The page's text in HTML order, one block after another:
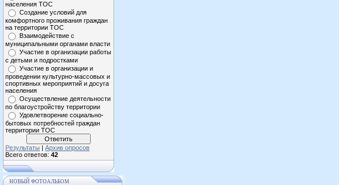
населения ТОС
Создание условий для
комфортного проживания граждан
на территории ТОС
Взаимодействие с
муниципальными органами власти
Участие в организации работы
с детьми и подростками
Участие в организации и
проведении культурно-массовых и
спортивных мероприятий и досуга
населения
Осуществление деятельности
по благоустройству территории
Удовлетворение социально-
бытовых потребностей граждан
территории ТОС
Результаты | Архив опросов
Всего ответов: 42
НОВЫЙ ФОТОАЛЬБОМ